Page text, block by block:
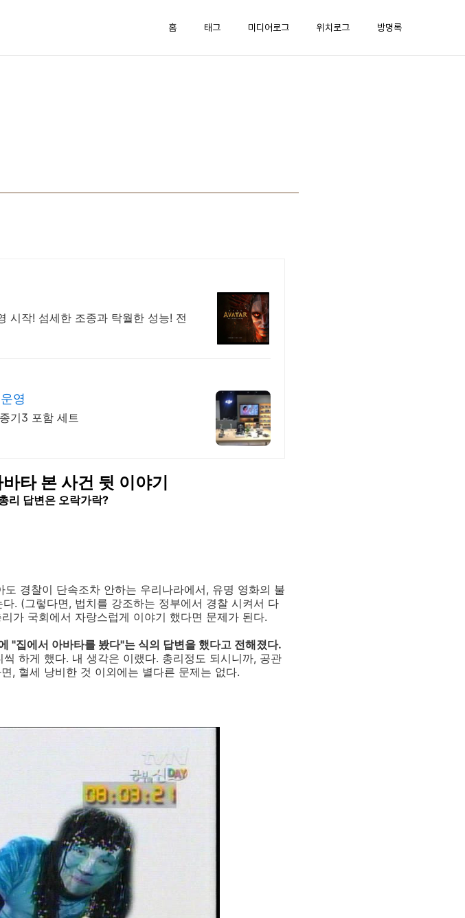
홈 태그 미디어로그 위치로그 방명록
시작! 섬세한 조종과 탁월한 성능! 전
영
기3 포함 세트
타 본 사건 뒷 이야기
리 답변은 오락가락?
경찰이 단속조차 안하는 우리나라에서, 유명 영화의 불
. (그렇다면, 법치를 강조하는 정부에서 경찰 시켜서 다
가 국회에서 자랑스럽게 이야기 했다면 문제가 된다.
"집에서 아바타를 봤다"는 식의 답변을 했다고 전해졌다.
하게 했다. 내 생각은 이랬다. 총리정도 되시니까, 공관
, 혈세 낭비한 것 이외에는 별다른 문제는 없다.